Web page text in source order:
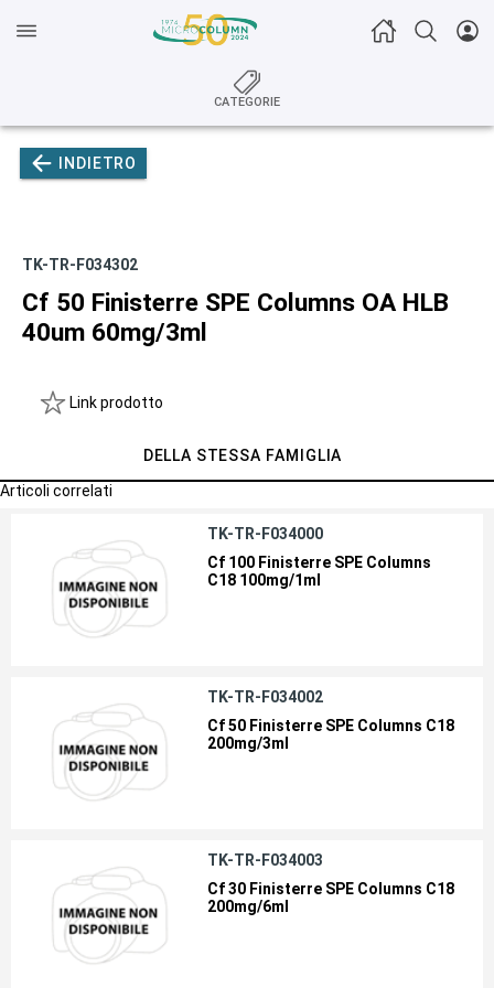
CATEGORIE
INDIETRO
TK-TR-F034302
Cf 50 Finisterre SPE Columns OA HLB
40um 60mg/3ml
Link prodotto
DELLA STESSA FAMIGLIA
Articoli correlati
TK-TR-F034000
Cf 100 Finisterre SPE Columns
C18 100mg/1ml
TK-TR-F034002
Cf 50 Finisterre SPE Columns C18
200mg/3ml
TK-TR-F034003
Cf 30 Finisterre SPE Columns C18
200mg/6ml